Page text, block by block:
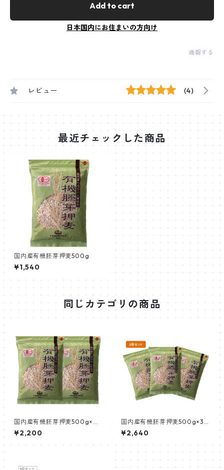
Add to cart
日本国内にお住まいの方向け
通報する
レビュー (4)
最近チェックした商品
国内産有機胚芽押麦500g
¥1,540
同じカテゴリの商品
国内産有機胚芽押麦500g×２
袋
¥2,200
国内産有機胚芽押麦500g×3
袋
¥2,640